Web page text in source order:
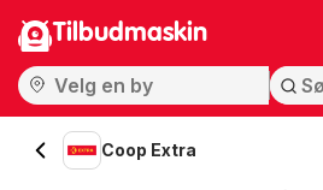
Tilbudmaskin
Coop Extra